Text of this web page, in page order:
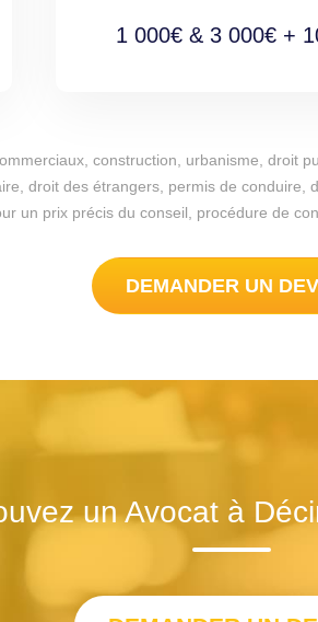
1 000€ & 3 000€ +
construction, urbanisme, droit
droit des étrangers, permis de conduire,
un prix précis du conseil, procédure de
DEMANDER UN
un Avocat à